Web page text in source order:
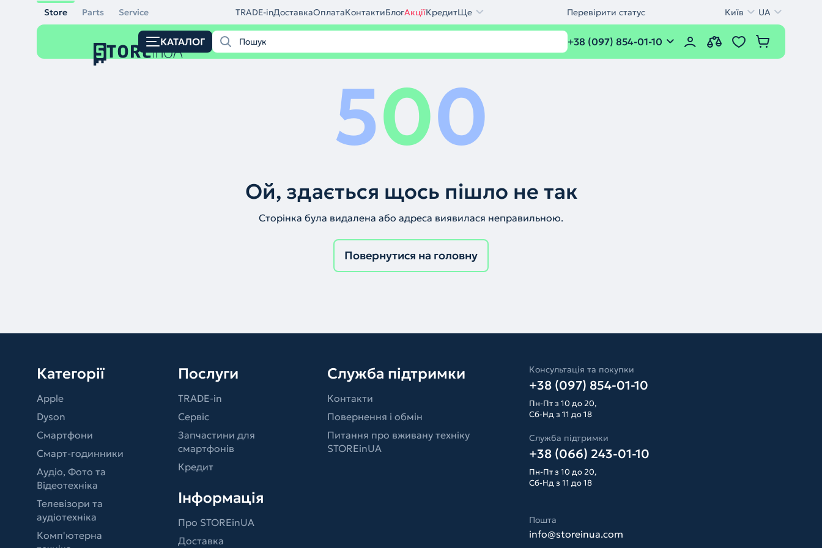
Store Parts Service TRADE-inДоставкаОплатаКонтактиБлогАкціїКредитЩе Перевірити статус Київ UA
КАТАЛОГ +38 (097) 854-01-10
500
Ой, здається щось пішло не так
Сторінка була видалена або адреса виявилася неправильною.
Повернутися на головну
Категорії
Apple
Dyson
Смартфони
Смарт-годинники
Аудіо, Фото та
Відеотехніка
Телевізори та
аудіотехніка
Комп'ютерна
Послуги
TRADE-in
Сервіс
Запчастини для
смартфонів
Кредит
Інформація
Про STOREinUA
Доставка
Служба підтримки
Контакти
Повернення і обмін
Питання про вживану техніку
STOREinUA
Консультація та покупки
+38 (097) 854-01-10
Пн-Пт з 10 до 20,
Сб-Нд з 11 до 18
Служба підтримки
+38 (066) 243-01-10
Пн-Пт з 10 до 20,
Сб-Нд з 11 до 18
Пошта
info@storeinua.com